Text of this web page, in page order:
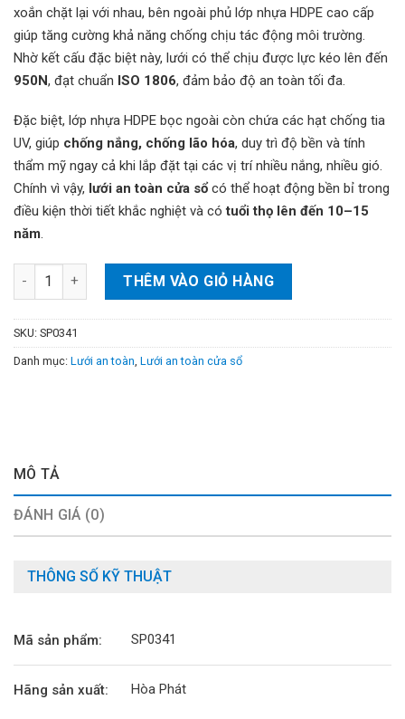
xoắn chặt lại với nhau, bên ngoài phủ lớp nhựa HDPE cao cấp
giúp tăng cường khả năng chống chịu tác động môi trường.
Nhờ kết cấu đặc biệt này, lưới có thể chịu được lực kéo lên đến
950N, đạt chuẩn ISO 1806, đảm bảo độ an toàn tối đa.
Đặc biệt, lớp nhựa HDPE bọc ngoài còn chứa các hạt chống tia
UV, giúp chống nắng, chống lão hóa, duy trì độ bền và tính
thẩm mỹ ngay cả khi lắp đặt tại các vị trí nhiều nắng, nhiều gió.
Chính vì vậy, lưới an toàn cửa sổ có thể hoạt động bền bỉ trong
điều kiện thời tiết khắc nghiệt và cótuổi thọ lên đến 10–15
năm.
Lưới bảo vệ cửa sổ Hòa Phát số lượng
THÊM VÀO GIỎ HÀNG
SKU: SP0341
Danh mục: Lưới an toàn, Lưới an toàn cửa sổ
MÔ TẢ
ĐÁNH GIÁ (0)
THÔNG SỐ KỸ THUẬT
Mã sản phẩm: SP0341
Hãng sản xuất: Hòa Phát